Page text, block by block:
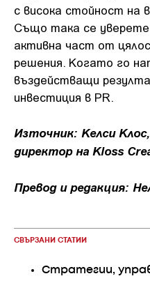
с висока стойност на
Също така се
активна част от
решения. Когато го
въздействащи
инвестиция в PR.
Източник: Келси
директор на Kloss
Превод и
СВЪРЗАНИ СТАТИИ
Стратегии,